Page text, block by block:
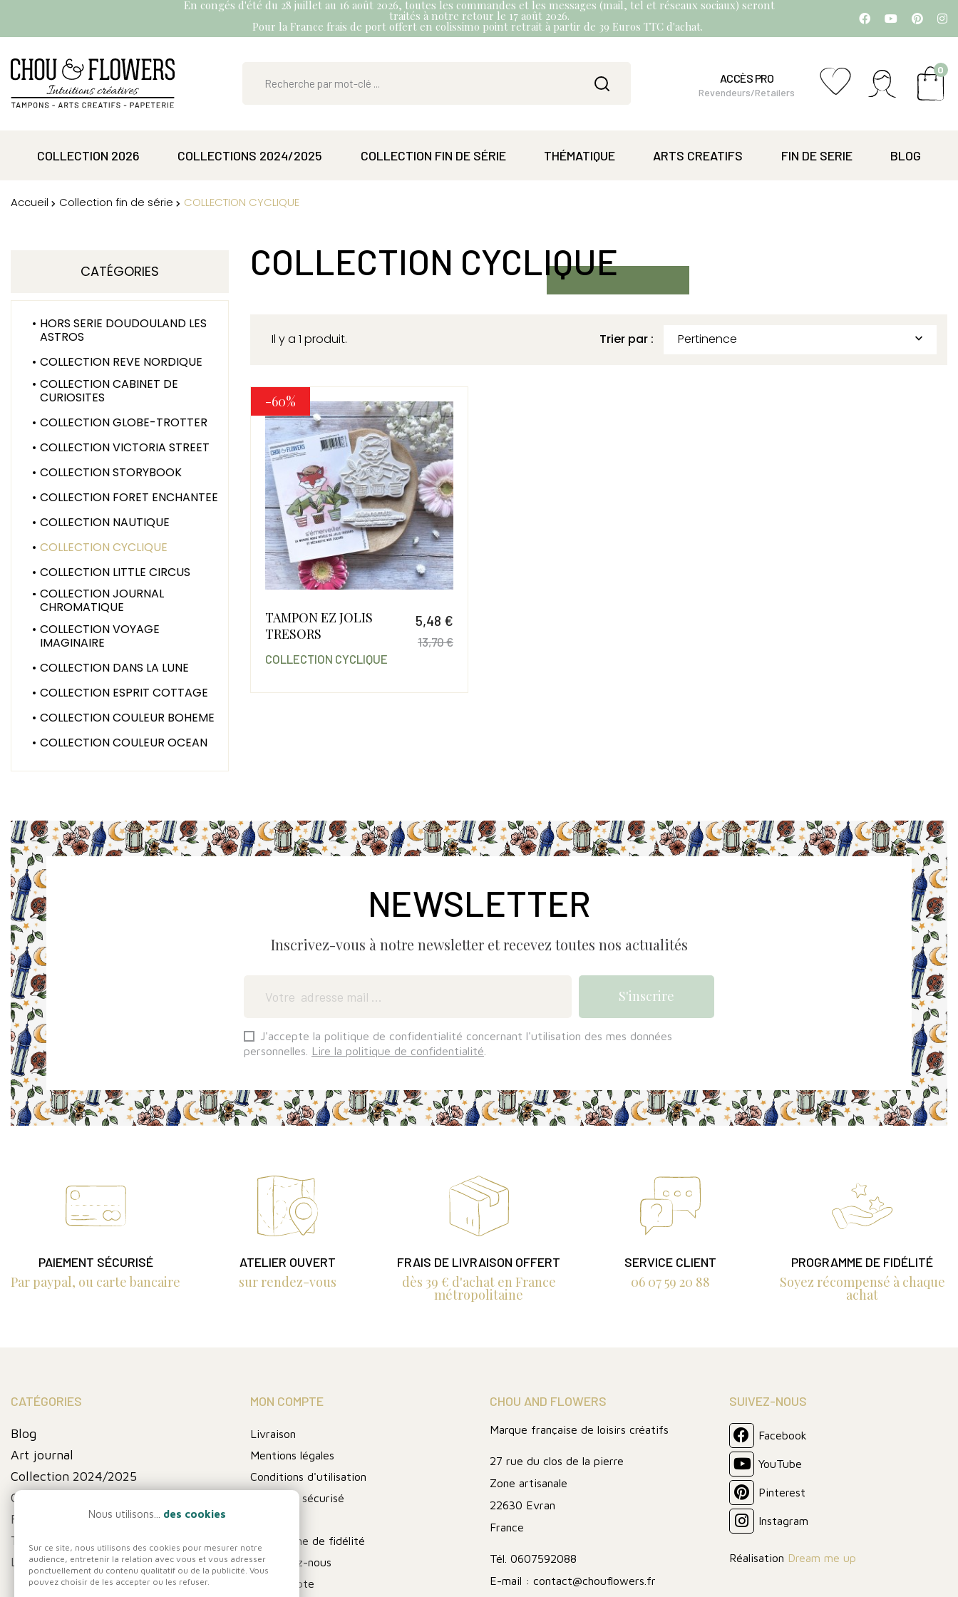
En congés d'été du 28 juillet au 16 août 2026, toutes les commandes et les messages (mail, tel et réseaux sociaux) seront
traités à notre retour le 17 août 2026.
Pour la France frais de port offert en colissimo point retrait à partir de 39 Euros TTC d'achat.
ACCÈS PRO
Revendeurs/Retailers
0
COLLECTION 2026 COLLECTIONS 2024/2025 COLLECTION FIN DE SÉRIE THÉMATIQUE ARTS CREATIFS FIN DE SERIE BLOG
Accueil Collection fin de série COLLECTION CYCLIQUE
CATÉGORIES
HORS SERIE DOUDOULAND LES
ASTROS
COLLECTION REVE NORDIQUE
COLLECTION CABINET DE
CURIOSITES
COLLECTION GLOBE-TROTTER
COLLECTION VICTORIA STREET
COLLECTION STORYBOOK
COLLECTION FORET ENCHANTEE
COLLECTION NAUTIQUE
COLLECTION CYCLIQUE
COLLECTION LITTLE CIRCUS
COLLECTION JOURNAL
CHROMATIQUE
COLLECTION VOYAGE
IMAGINAIRE
COLLECTION DANS LA LUNE
COLLECTION ESPRIT COTTAGE
COLLECTION COULEUR BOHEME
COLLECTION COULEUR OCEAN
COLLECTION CYCLIQUE
Il y a 1 produit. Trier par : Pertinence 
-60%
TAMPON EZ JOLIS
TRESORS
5,48 €
13,70 €
COLLECTION CYCLIQUE
NEWSLETTER
Inscrivez-vous à notre newsletter et recevez toutes nos actualités
J'accepte la politique de confidentialité concernant l'utilisation des mes données
personnelles.
Lire la politique de confidentialité
PAIEMENT SÉCURISÉ
Par paypal, ou carte bancaire
ATELIER OUVERT
sur rendez-vous
FRAIS DE LIVRAISON OFFERT
dès 39 € d'achat en France
métropolitaine
SERVICE CLIENT
06 07 59 20 88
PROGRAMME DE FIDÉLITÉ
Soyez récompensé à chaque
achat
CATÉGORIES
Blog
Art journal
Collection 2024/2025
Collection fin de série
FIN DE SERIE
Thématique
Les pochoirs
MON COMPTE
Livraison
Mentions légales
Conditions d'utilisation
Paiement sécurisé
Programme de fidélité
Contactez-nous
Mon compte
CHOU AND FLOWERS
Marque française de loisirs créatifs
27 rue du clos de la pierre
Zone artisanale
22630 Evran
France
Tél. 0607592088
E-mail : contact@chouflowers.fr
SUIVEZ-NOUS
Facebook
YouTube
Pinterest
Instagram
Réalisation Dream me up
Nous utilisons... des cookies
Sur ce site, nous utilisons des cookies pour mesurer notre
audience, entretenir la relation avec vous et vous adresser
ponctuellement du contenu qualitatif ou de la publicité. Vous
pouvez choisir de les accepter ou les refuser.